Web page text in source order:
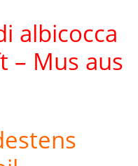
albicocca
– Mus aus